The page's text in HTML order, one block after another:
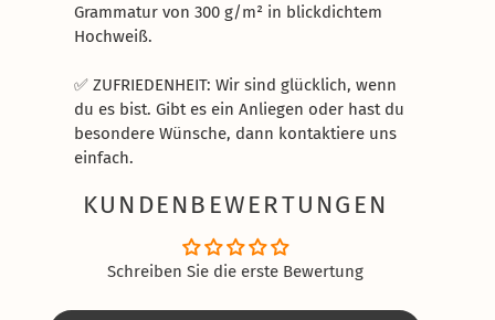
Grammatur von 300 g/m² in blickdichtem
Hochweiß.
✅ ZUFRIEDENHEIT: Wir sind glücklich, wenn
du es bist. Gibt es ein Anliegen oder hast du
besondere Wünsche, dann kontaktiere uns
einfach.
KUNDENBEWERTUNGEN
Schreiben Sie die erste Bewertung